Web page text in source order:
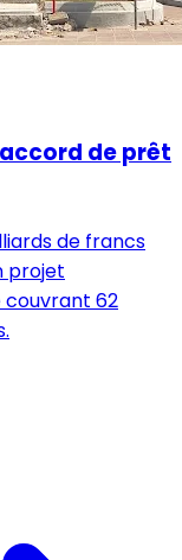
de prêt
de francs
projet
62